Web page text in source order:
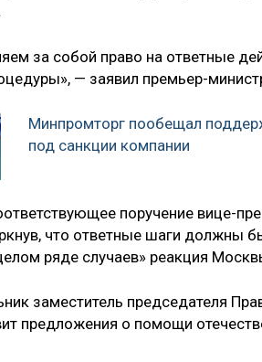
за собой право на ответные
— заявил премьер-
Минпромторг пообещал
под санкции компании
поручение вице-
что ответные шаги должны
ряде случаев» реакция
заместитель председателя
предложения о помощи